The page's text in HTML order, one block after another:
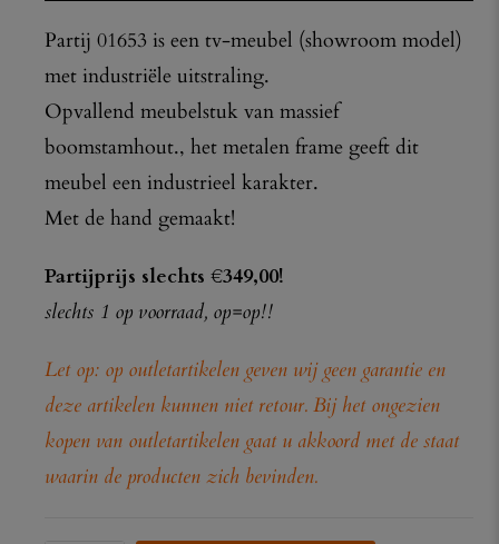
Partij 01653 is een tv-meubel (showroom model)
met industriële uitstraling.
Opvallend meubelstuk van massief
boomstamhout., het metalen frame geeft dit
meubel een industrieel karakter.
Met de hand gemaakt!
Partijprijs slechts €349,00!
slechts 1 op voorraad, op=op!!
Let op: op outletartikelen geven wij geen garantie en
deze artikelen kunnen niet retour. Bij het ongezien
kopen van outletartikelen gaat u akkoord met de staat
waarin de producten zich bevinden.